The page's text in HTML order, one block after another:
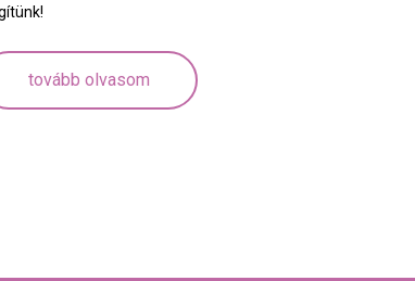
tovább olvasom